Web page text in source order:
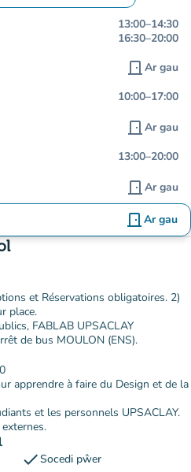
13:00–14:30
16:30–20:00
door_front Ar gau
10:00–17:00
door_front Ar gau
13:00–20:00
door_front Ar gau
door_front Ar gau
et Réservations obligatoires. 2)
place.
FABLAB UPSACLAY
de bus MOULON (ENS).
apprendre à faire du Design et de la
et les personnels UPSACLAY.
checkSocedi pŵer